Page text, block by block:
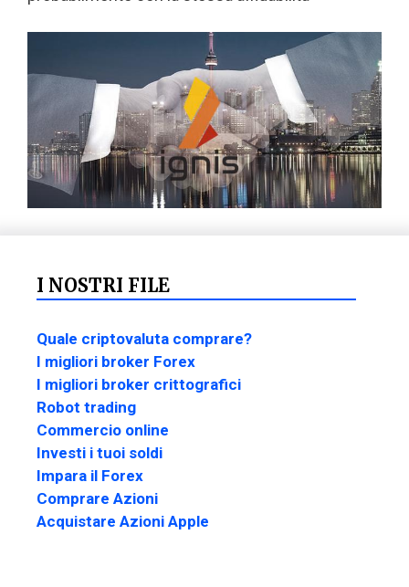
I NOSTRI FILE
Quale criptovaluta comprare?
I migliori broker Forex
I migliori broker crittografici
Robot trading
Commercio online
Investi i tuoi soldi
Impara il Forex
Comprare Azioni
Acquistare Azioni Apple